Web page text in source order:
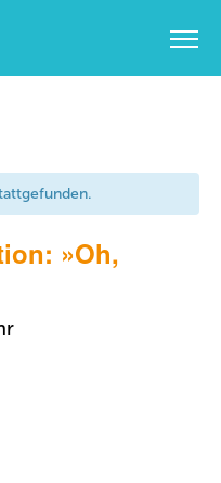
»Oh,